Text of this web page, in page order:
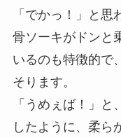
「でかっ！」と
骨ソーキがドンと
いるのも特徴的で
そります。
「うめぇば！」
したように、柔ら